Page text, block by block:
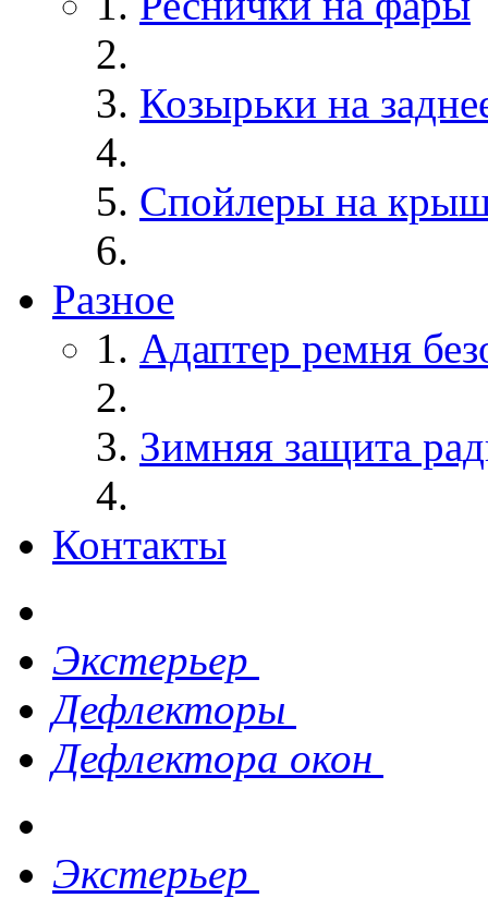
Козырьки на
Спойлеры на
Разное
Адаптер ремня
Зимняя защита
Контакты
Экстерьер
Дефлекторы
Дефлектора окон
Экстерьер